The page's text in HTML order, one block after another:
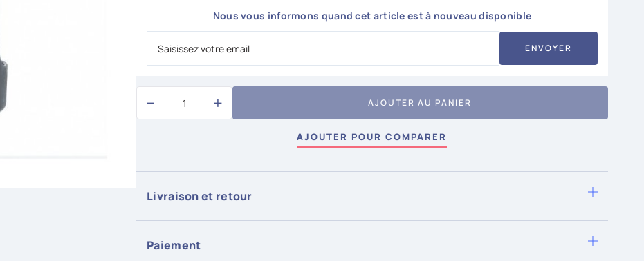
Nous vous informons quand cet article est à nouveau disponible
ENVOYER
− + AJOUTER AU PANIER
AJOUTER POUR COMPARER
Livraison et retour
Retour possible sous conditions, 14 jours après réception de votre colis.
Paiement